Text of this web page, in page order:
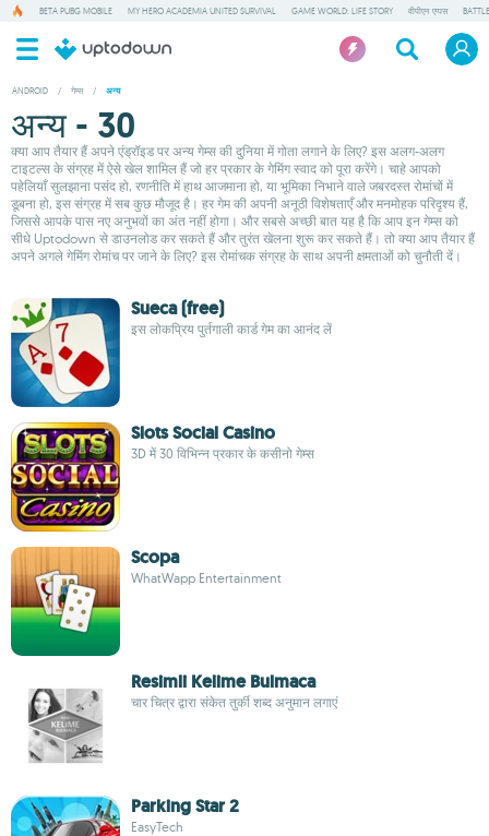
BETA PUBG MOBILE MY HERO ACADEMIA UNITED SURVIVAL GAME WORLD: LIFE STORY वीपीएन एप्पस
ANDROID / गेम्स / अन्य
अन्य - 30
क्या आप तैयार हैं अपने एंड्रॉइड पर अन्य गेम्स की दुनिया में गोता लगाने के लिए? इस अलग-अलग
टाइटल्स के संग्रह में ऐसे खेल शामिल हैं जो हर प्रकार के गेमिंग स्वाद को पूरा करेंगे। चाहे आपको
पहेलियाँ सुलझाना पसंद हो, रणनीति में हाथ आजमाना हो, या भूमिका निभाने वाले जबरदस्त रोमांचों में
डूबना हो, इस संग्रह में सब कुछ मौजूद है। हर गेम की अपनी अनूठी विशेषताएँ और मनमोहक परिदृश्य हैं,
जिससे आपके पास नए अनुभवों का अंत नहीं होगा। और सबसे अच्छी बात यह है कि आप इन गेम्स को
सीधे Uptodown से डाउनलोड कर सकते हैं और तुरंत खेलना शुरू कर सकते हैं। तो क्या आप तैयार हैं
अपने अगले गेमिंग रोमांच पर जाने के लिए? इस रोमांचक संग्रह के साथ अपनी क्षमताओं को चुनौती दें।
Sueca (free)
इस लोकप्रिय पुर्तगाली कार्ड गेम का आनंद लें
Slots Social Casino
3D में 30 विभिन्न प्रकार के कसीनो गेम्स
Scopa
WhatWapp Entertainment
Resimli Kelime Bulmaca
चार चित्र द्वारा संकेत तुर्की शब्द अनुमान लगाएं
Parking Star 2
EasyTech